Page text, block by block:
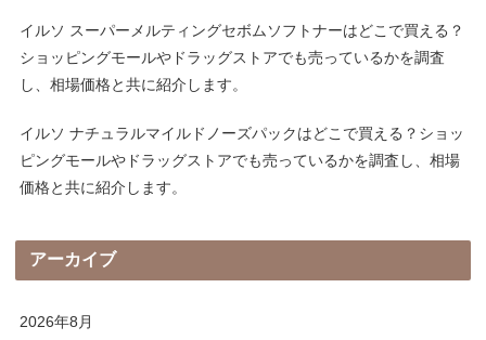
イルソ スーパーメルティングセボムソフトナーはどこで買える？
ショッピングモールやドラッグストアでも売っているかを調査
し、相場価格と共に紹介します。
イルソ ナチュラルマイルドノーズパックはどこで買える？ショッ
ピングモールやドラッグストアでも売っているかを調査し、相場
価格と共に紹介します。
アーカイブ
2026年8月